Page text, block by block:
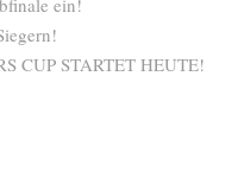
ein!
CUP STARTET HEUTE!